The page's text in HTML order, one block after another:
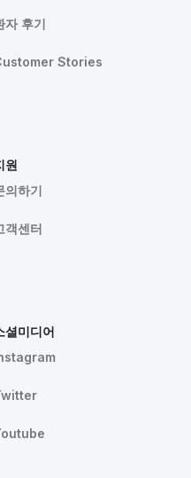
자 후기
Stories
원
의하기
객센터
셜미디어